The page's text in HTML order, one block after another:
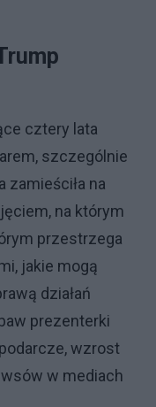
cztery lata
szczególnie
zamieściła na
na którym
przestrzega
jakie mogą
działań
prezenterki
wzrost
w mediach